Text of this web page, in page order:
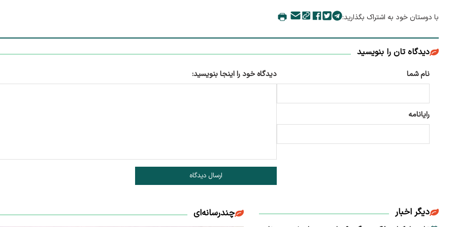
با دوستان خود به اشتراک بگذارید:
دیدگاه تان را بنویسید
نام شما
رایانامه
دیدگاه خود را اینجا بنویسید:
ارسال دیدگاه
دیگر اخبار چندرسانه‌ای